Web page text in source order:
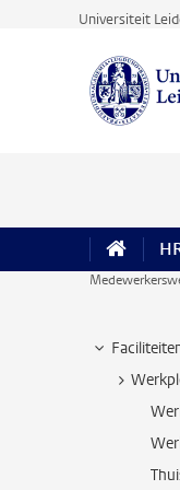
Ga direct naar de
Universiteit